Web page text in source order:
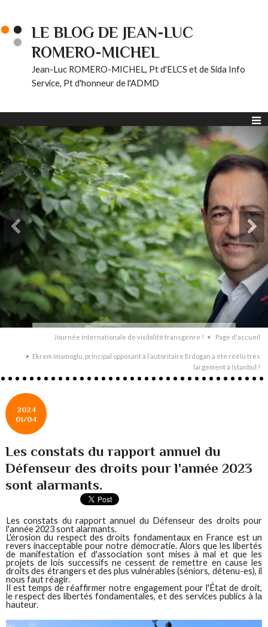
LE BLOG DE JEAN-LUC
ROMERO-MICHEL
Jean-Luc ROMERO-MICHEL, Pt d'ELCS et de Sida Info
Service, Pt d'honneur de l'ADMD
Journée internationale de visibilité transgenre ! Page d'accueil
Ekrem Imamoglu, principal opposant à l’autoritaire Erdogan a été réélu très
largement à Istanbul !
2024
01/04
Les constats du rapport annuel du
Défenseur des droits pour l'année 2023
sont alarmants.
Les constats du rapport annuel du Défenseur des droits pour
l'année 2023 sont alarmants.
L'érosion du respect des droits fondamentaux en France est un
revers inacceptable pour notre démocratie. Alors que les libertés
de manifestation et d'association sont mises à mal et que les
projets de lois successifs ne cessent de remettre en cause les
droits des étrangers et des plus vulnérables (séniors, détenu-es), il
nous faut réagir.
Il est temps de réaffirmer notre engagement pour l'État de droit,
le respect des libertés fondamentales, et des services publics à la
hauteur.